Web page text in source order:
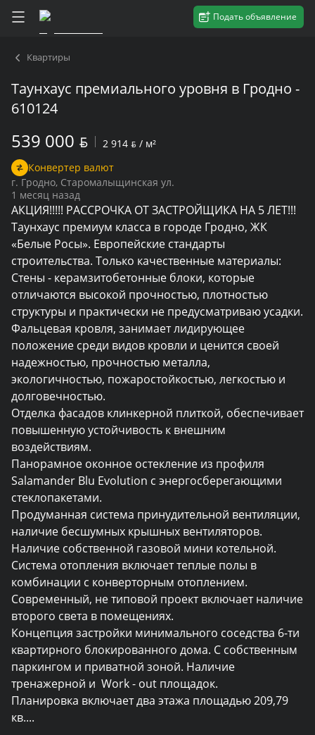
Подать объявление
Квартиры
Таунхаус премиального уровня в Гродно -
610124
539 000 BYN 2 914 BYN / м²
Конвертер валют
г. Гродно, Старомалыщинская ул.
1 месяц назад
АКЦИЯ!!!!! РАССРОЧКА ОТ ЗАСТРОЙЩИКА НА 5 ЛЕТ!!!
Таунхаус премиум класса в городе Гродно, ЖК
«Белые Росы». Европейские стандарты
строительства. Только качественные материалы:
Стены - керамзитобетонные блоки, которые
отличаются высокой прочностью, плотностью
структуры и практически не предусматриваю усадки.
Фальцевая кровля, занимает лидирующее
положение среди видов кровли и ценится своей
надежностью, прочностью металла,
экологичностью, пожаростойкостью, легкостью и
долговечностью.
Отделка фасадов клинкерной плиткой, обеспечивает
повышенную устойчивость к внешним
воздействиям.
Панорамное оконное остекление из профиля
Salamander Blu Evolution с энергосберегающими
стеклопакетами.
Продуманная система принудительной вентиляции,
наличие бесшумных крышных вентиляторов.
Наличие собственной газовой мини котельной.
Система отопления включает теплые полы в
комбинации с конверторным отоплением.
Современный, не типовой проект включает наличие
второго света в помещениях.
Концепция застройки минимального соседства 6-ти
квартирного блокированного дома. С собственным
паркингом и приватной зоной. Наличие
тренажерной и  Work - out площадок.
Планировка включает два этажа площадью 209,79
кв....